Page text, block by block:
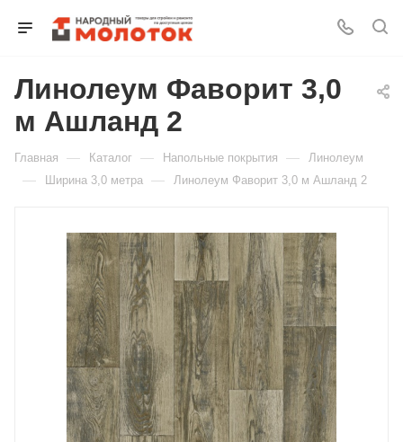
Линолеум Фаворит 3,0
м Ашланд 2
Главная — Каталог — Напольные покрытия — Линолеум
— Ширина 3,0 метра — Линолеум Фаворит 3,0 м Ашланд 2
Для клиентов всех банков
оплатуна части
График платежей
Сегодня
Добавляйте товары